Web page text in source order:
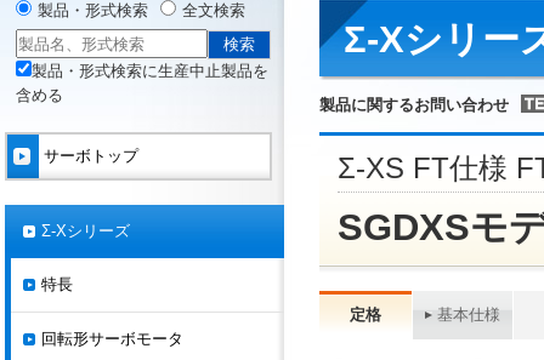
Σ-Xシリー
製品に関するお問い合わせ
Σ-XS FT仕様
SGDXSモ
定格 基本仕様
製品・形式検索 全文検索
製品・形式検索に生産中止製品を
含める
サーボトップ
Σ-Xシリーズ
特長
回転形サーボモータ